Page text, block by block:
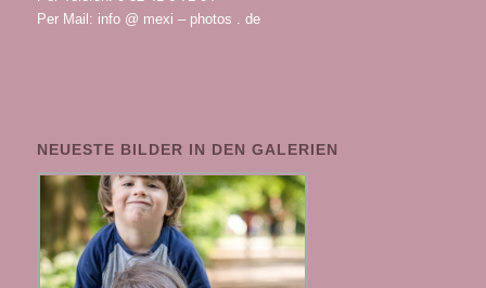
Per Mail: info @ mexi – photos . de
NEUESTE BILDER IN DEN GALERIEN